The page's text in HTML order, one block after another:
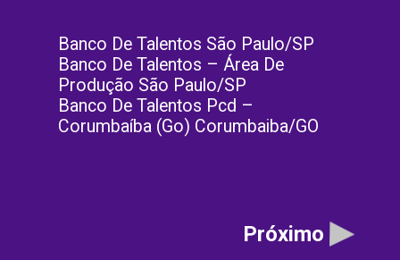
Banco De Talentos São Paulo/SP
Banco De Talentos – Área De
Produção São Paulo/SP
Banco De Talentos Pcd –
Corumbaíba (Go) Corumbaiba/GO
Próximo